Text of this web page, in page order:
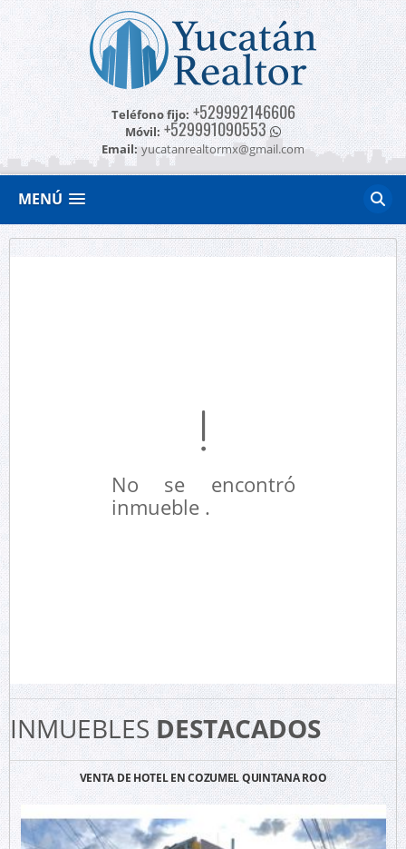
Teléfono fijo: +529992146606
Móvil: +529991090553
Email: yucatanrealtormx@gmail.com
MENÚ
No se encontró
inmueble .
INMUEBLESDESTACADOS
VENTA DE HOTEL EN COZUMEL QUINTANA ROO